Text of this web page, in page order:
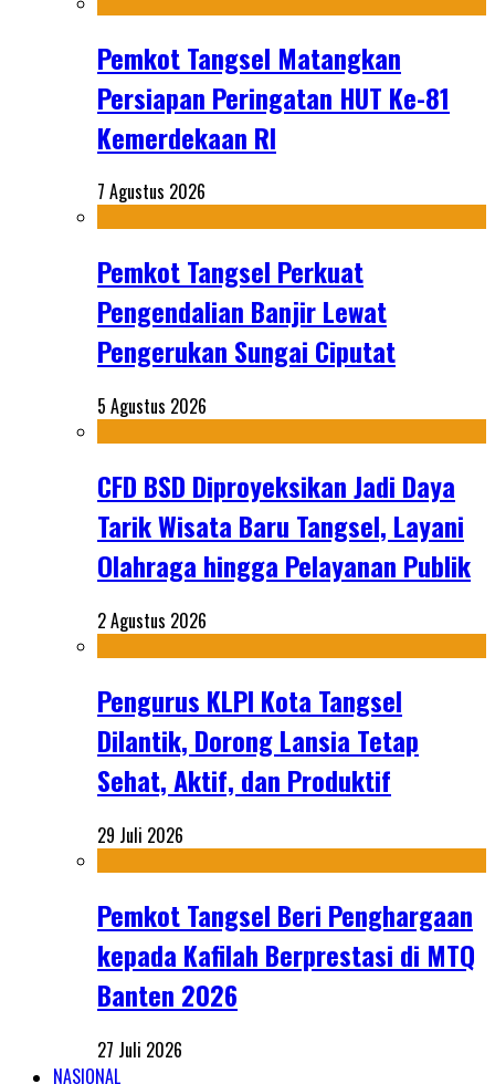
Pemkot Tangsel Matangkan
Persiapan Peringatan HUT Ke-81
Kemerdekaan RI
7 Agustus 2026
Pemkot Tangsel Perkuat
Pengendalian Banjir Lewat
Pengerukan Sungai Ciputat
5 Agustus 2026
CFD BSD Diproyeksikan Jadi Daya
Tarik Wisata Baru Tangsel, Layani
Olahraga hingga Pelayanan Publik
2 Agustus 2026
Pengurus KLPI Kota Tangsel
Dilantik, Dorong Lansia Tetap
Sehat, Aktif, dan Produktif
29 Juli 2026
Pemkot Tangsel Beri Penghargaan
kepada Kafilah Berprestasi di MTQ
Banten 2026
27 Juli 2026
NASIONAL